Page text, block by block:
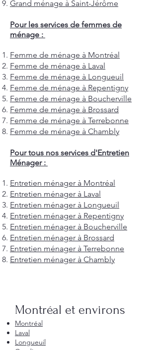
Grand ménage à Saint-Jérôme
Pour les services de femmes de
ménage :
Femme de ménage à Montréal
Femme de ménage à Laval
Femme de ménage à Longueuil
Femme de ménage à Repentigny
Femme de ménage à Boucherville
Femme de ménage à Brossard
Femme de ménage à Terrebonne
Femme de ménage à Chambly
Pour tous nos services d'Entretien
Ménager :
Entretien ménager à Montréal
Entretien ménager à Laval
Entretien ménager à Longueuil
Entretien ménager à Repentigny
Entretien ménager à Boucherville
Entretien ménager à Brossard
Entretien ménager à Terrebonne
Entretien ménager à Chambly
Montréal et environs
Montréal
Laval
Longueuil